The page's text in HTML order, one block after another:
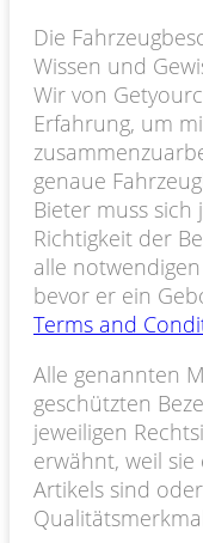
Die
Wissen und
Wir von
Erfahrung, um
genaue
Bieter muss
Richtigkeit der
alle
bevor er ein
Terms and
Alle genannten
geschützten
jeweiligen
erwähnt, weil
Artikels sind